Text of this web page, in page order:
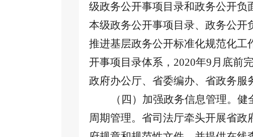
级政务公开事项目录和政务公开负
本级政务公开事项目录、政务公
推进基层政务公开标准化规范化
开事项目录体系，2020年9月底前
政府办公厅、省委编办、省政务服
（四）加强政务信息管理。
周期管理。省司法厅牵头开展省